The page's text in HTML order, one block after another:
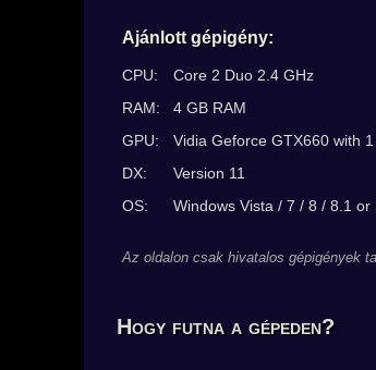
Ajánlott gépigény:
CPU:
Core 2 Duo 2.4 GHz
RAM:
4 GB RAM
GPU:
Vidia Geforce GTX660 with
DX:
Version 11
OS:
Windows Vista / 7 / 8 / 8.1 or
Az oldalon csak hivatalos gépigények
Hogy futna a gépeden?